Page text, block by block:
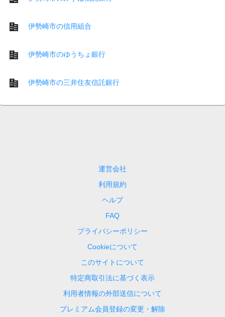
伊勢崎市の信用組合
伊勢崎市のゆうちょ銀行
伊勢崎市の三井住友信託銀行
運営会社
利用規約
ヘルプ
FAQ
プライバシーポリシー
Cookieについて
このサイトについて
特定商取引法に基づく表示
利用者情報の外部送信について
プレミアム会員登録の変更・解除